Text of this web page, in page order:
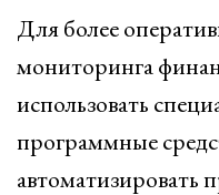
Для более
мониторинга
использовать
программные
автоматизировать